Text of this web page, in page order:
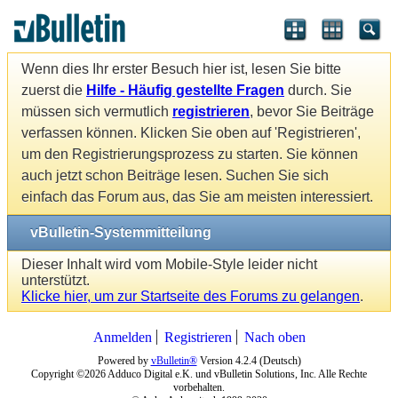
Wenn dies Ihr erster Besuch hier ist, lesen Sie bitte
zuerst die Hilfe - Häufig gestellte Fragen durch. Sie
müssen sich vermutlich registrieren, bevor Sie Beiträge
verfassen können. Klicken Sie oben auf 'Registrieren',
um den Registrierungsprozess zu starten. Sie können
auch jetzt schon Beiträge lesen. Suchen Sie sich
einfach das Forum aus, das Sie am meisten interessiert.
vBulletin-Systemmitteilung
Dieser Inhalt wird vom Mobile-Style leider nicht
unterstützt.
Klicke hier, um zur Startseite des Forums zu gelangen.
Anmelden Registrieren Nach oben
Powered by vBulletin®Version 4.2.4 (Deutsch)
Copyright ©2026 Adduco Digital e.K. und vBulletin Solutions, Inc. Alle Rechte
vorbehalten.